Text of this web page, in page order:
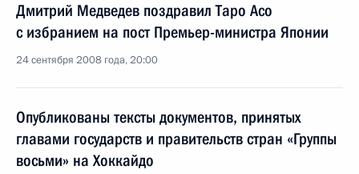
Дмитрий Медведев поздравил Таро Асо
с избранием на пост Премьер-министра Японии
24 сентября 2008 года, 20:00
Опубликованы тексты документов, принятых
главами государств и правительств стран «Группы
восьми» на Хоккайдо